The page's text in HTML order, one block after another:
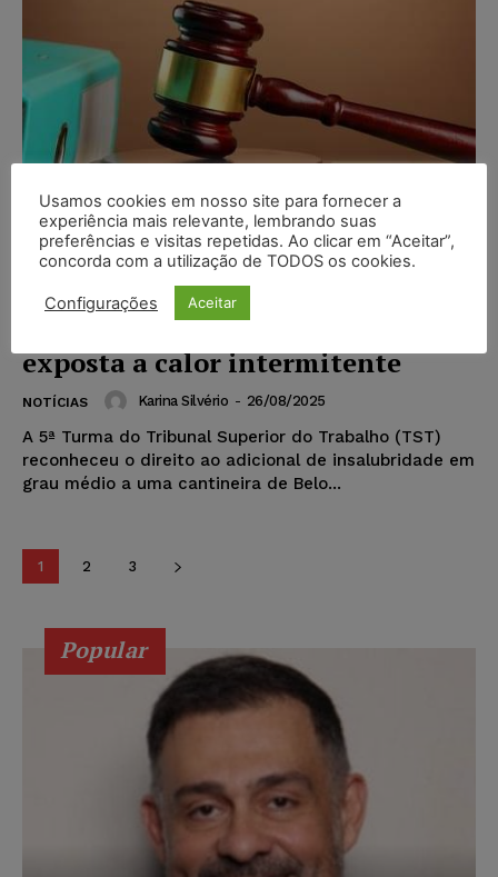
TST reconhece adicional de
exposta a calor intermitente
NOTÍCIAS Karina Silvério - 26/08/2025
A 5ª Turma do Tribunal Superior do Trabalho (TST)
reconheceu o direito ao adicional de insalubridade em
grau médio a uma cantineira de Belo...
1 2 3
Popular
Usamos cookies em nosso site para fornecer a
experiência mais relevante, lembrando suas
preferências e visitas repetidas. Ao clicar em “Aceitar”,
concorda com a utilização de TODOS os cookies.
Configurações Aceitar